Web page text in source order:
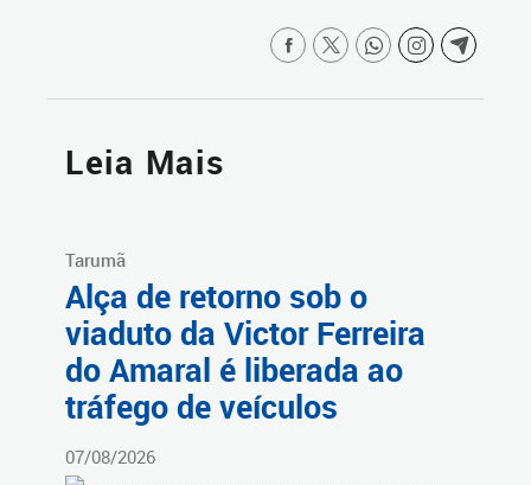
Leia Mais
Tarumã
Alça de retorno sob o
viaduto da Victor Ferreira
do Amaral é liberada ao
tráfego de veículos
07/08/2026